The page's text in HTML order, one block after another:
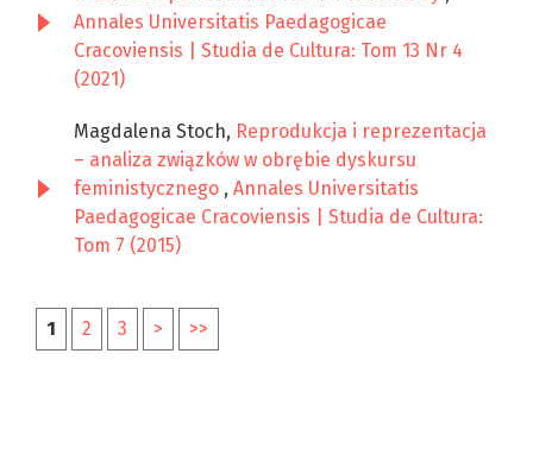
Annales Universitatis Paedagogicae
Cracoviensis | Studia de Cultura: Tom 13 Nr 4
(2021)
Magdalena Stoch, Reprodukcja i reprezentacja
– analiza związków w obrębie dyskursu
feministycznego , Annales Universitatis
Paedagogicae Cracoviensis | Studia de Cultura:
Tom 7 (2015)
1 2 3 > >>